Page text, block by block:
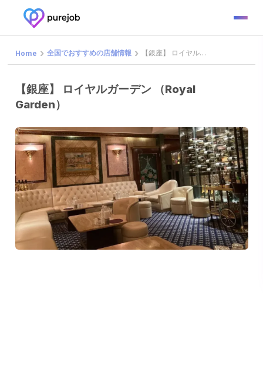
Home 全国でおすすめの店舗情報 【銀座】 ロイヤルガーデン （Royal Garden）
【銀座】 ロイヤルガーデン （Royal
Garden）